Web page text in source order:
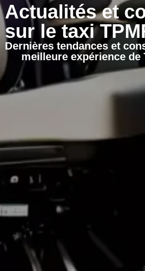
Actualités et
sur le taxi
Dernières tendances et
meilleure expérience de